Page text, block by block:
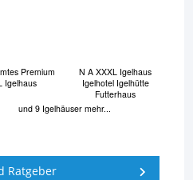
Premium
Igelhaus
N A XXXL Igelhaus
Igelhotel Igelhütte
Futterhaus
und 9 Igelhäuser mehr...
Ratgeber